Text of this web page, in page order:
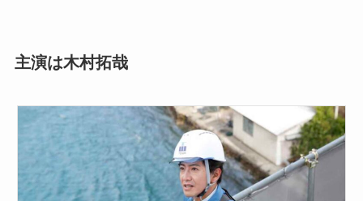
主演は木村拓哉